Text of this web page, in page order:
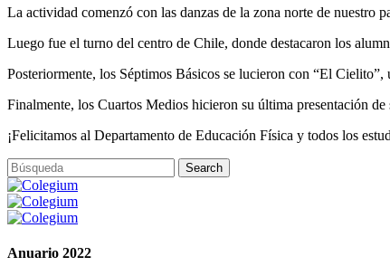
La actividad comenzó con las danzas de la zona norte de
Luego fue el turno del centro de Chile, donde destacaron los
Posteriormente, los Séptimos Básicos se lucieron con “El
Finalmente, los Cuartos Medios hicieron su última presentación
¡Felicitamos al Departamento de Educación Física y todos los
Anuario 2022